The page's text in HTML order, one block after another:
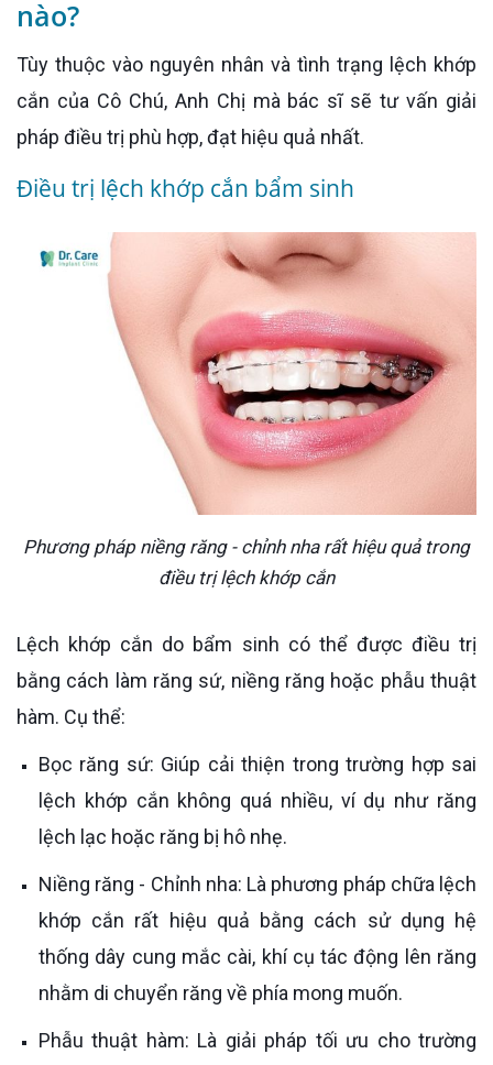
nào?
Tùy thuộc vào nguyên nhân và tình trạng lệch khớp
cắn của Cô Chú, Anh Chị mà bác sĩ sẽ tư vấn giải
pháp điều trị phù hợp, đạt hiệu quả nhất.
Điều trị lệch khớp cắn bẩm sinh
Phương pháp niềng răng - chỉnh nha rất hiệu quả trong
điều trị lệch khớp cắn
Lệch khớp cắn do bẩm sinh có thể được điều trị
bằng cách làm răng sứ, niềng răng hoặc phẫu thuật
hàm. Cụ thể:
Bọc răng sứ: Giúp cải thiện trong trường hợp sai
lệch khớp cắn không quá nhiều, ví dụ như răng
lệch lạc hoặc răng bị hô nhẹ.
Niềng răng - Chỉnh nha: Là phương pháp chữa lệch
khớp cắn rất hiệu quả bằng cách sử dụng hệ
thống dây cung mắc cài, khí cụ tác động lên răng
nhằm di chuyển răng về phía mong muốn.
Phẫu thuật hàm: Là giải pháp tối ưu cho trường